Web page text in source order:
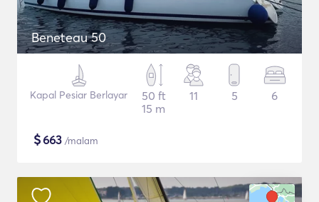
Beneteau 50
Kapal Pesiar Berlayar
50 ft
15 m
11 5 6
$663 /malam